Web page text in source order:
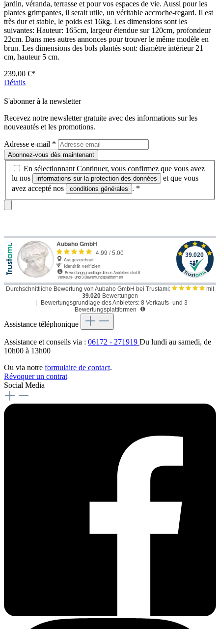
jardin, véranda, terrasse et pour vos espaces de vie. Aussi pour les
plantes grimpantes, il serait utile, un véritable accroche-regard. Il est
très dur et stable, le poids est 16kg. Les dimensions sont les
suivantes: Hauteur: 165cm, largeur étendue sur 120cm, profondeur
22cm. Dans mes autres annonces pour trouver le même modèle en
brun. Les dimensions des bols plantés sont: diamètre intérieur 21
cm, hauteur 5 cm.
239,00 €*
Détails
S'abonner à la newsletter
Recevez notre newsletter gratuite avec des informations sur les
nouveautés et les promotions.
Adresse e-mail *
Abonnez-vous dès maintenant
En sélectionnant Continuer, vous confirmez que vous avez
lu nos
informations sur la protection des données
et que vous
avez accepté nos
conditions générales . *
Durchschnittliche Bewertung von Aubaho GmbH bei Trustami:
mit
39.020 Bewertungen
Bewertungsgrundlage des Anbieters: 8 Verkaufs- und 3
Bewertungsplattformen
Assistance téléphonique
Assistance et conseils via : 06172 - 271919 Du lundi au samedi, de
10h00 à 13h00
Ou via notre formulaire de contact.
Révoquer un contrat
Social Media